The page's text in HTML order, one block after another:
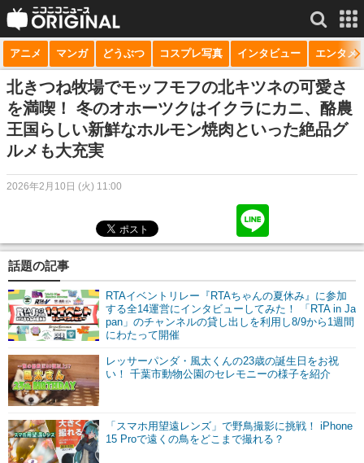
サービス一覧 もっと見る
niconico
動画
生放送
ニュース
マンガ
ニコニコQ
アニメ マンガ どうぶつ コスプレ写真 インタビュー エンタメ
北きつね牧場でモッフモフの北キツネの可愛さ
を満喫！ 冬のオホーツクはイクラにカニ、酪農
王国らしい新鮮なホルモン焼肉といった絶品グ
ルメも大充実
2026年2月10日 (火) 11:00
話題の記事
RTAイベントリレー『RTAちゃんの夏休み』に参加
する全14運営にインタビューしてみた！ 「RTA in Ja
pan」のチャンネルの貸し出しを利用し8/9から1週間
にわたって開催
レッサーパンダ・風太くんの23歳の誕生日をお祝
い！ 千葉市動物公園のセレモニーの様子を紹介
「スマホ用望遠レンズ」で野鳥撮影に挑戦！ iPhone
15 Proで遠くの鳥をどこまで撮れる？